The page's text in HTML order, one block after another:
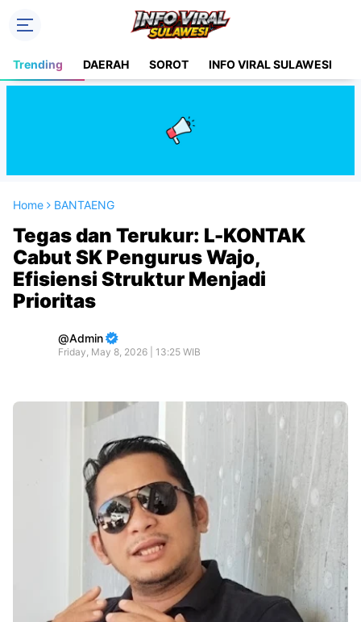
Trending DAERAH SOROT INFO VIRAL SULAWESI
Home BANTAENG
Tegas dan Terukur: L-KONTAK
Cabut SK Pengurus Wajo,
Efisiensi Struktur Menjadi
Prioritas
Admin
Friday, May 8, 2026 | 13:25 WIB